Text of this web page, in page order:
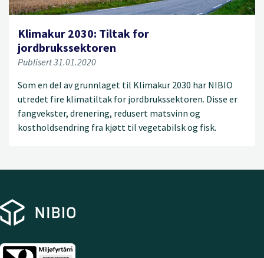
Klimakur 2030: Tiltak for
jordbrukssektoren
Publisert 31.01.2020
Som en del av grunnlaget til Klimakur 2030 har NIBIO
utredet fire klimatiltak for jordbrukssektoren. Disse er
fangvekster, drenering, redusert matsvinn og
kostholdsendring fra kjøtt til vegetabilsk og fisk.